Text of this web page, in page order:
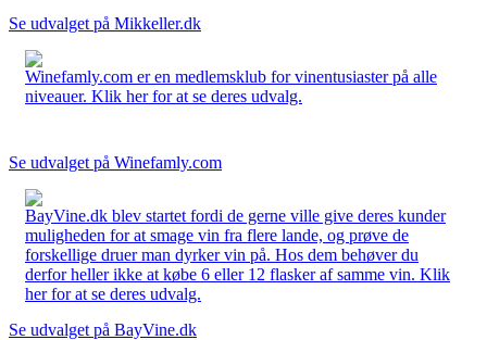
Se udvalget på Mikkeller.dk
Winefamly.com er en medlemsklub for vinentusiaster på alle
niveauer. Klik her for at se deres udvalg.
Se udvalget på Winefamly.com
BayVine.dk blev startet fordi de gerne ville give deres kunder
muligheden for at smage vin fra flere lande, og prøve de
forskellige druer man dyrker vin på. Hos dem behøver du
derfor heller ikke at købe 6 eller 12 flasker af samme vin. Klik
her for at se deres udvalg.
Se udvalget på BayVine.dk